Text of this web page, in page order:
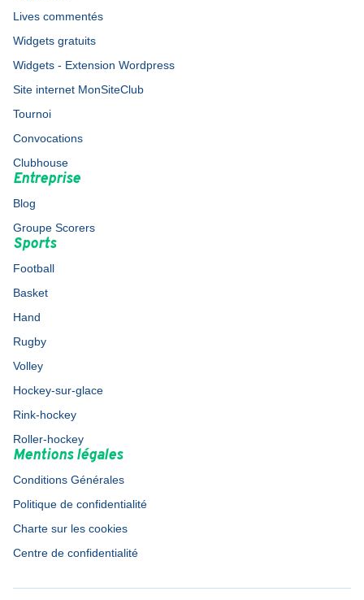
Lives commentés
Widgets gratuits
Widgets - Extension Wordpress
Site internet MonSiteClub
Tournoi
Convocations
Clubhouse
Entreprise
Blog
Groupe Scorers
Sports
Football
Basket
Hand
Rugby
Volley
Hockey-sur-glace
Rink-hockey
Roller-hockey
Mentions légales
Conditions Générales
Politique de confidentialité
Charte sur les cookies
Centre de confidentialité